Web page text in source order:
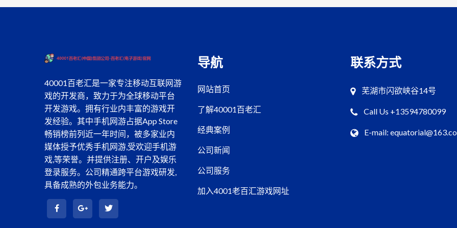
40001百老汇是一家专注移动互联网游
戏的开发商，致力于为全球移动平台
开发游戏。拥有行业内丰富的游戏开
发经验。其中手机网游占据App Store
畅销榜前列近一年时间，被多家业内
媒体授予优秀手机网游,受欢迎手机游
戏,等荣誉。并提供注册、开户及娱乐
登录服务。公司精通跨平台游戏研发,
具备成熟的外包业务能力。
导航
网站首页
了解40001百老汇
经典案例
公司新闻
公司服务
加入4001老百汇游戏网址
联系方式
芜湖市闪欲峡谷14号
Call Us +13594780099
E-mail: